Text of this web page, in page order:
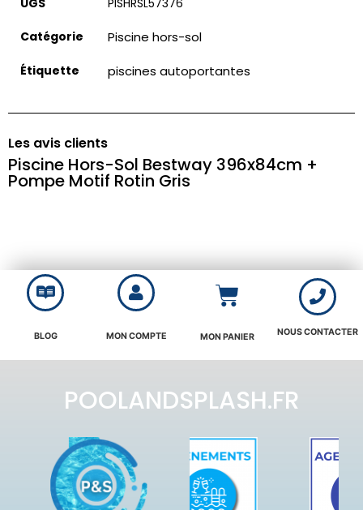
Catégorie Piscine hors-sol
Étiquette piscines autoportantes
Les avis clients
Piscine Hors-Sol Bestway 396x84cm +
Pompe Motif Rotin Gris
BLOG MON COMPTE MON PANIER NOUS CONTACTER
POOLANDSPLASH.FR